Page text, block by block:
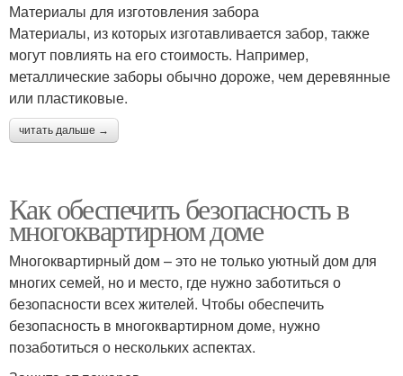
Материалы для изготовления забора
Материалы, из которых изготавливается забор, также
могут повлиять на его стоимость. Например,
металлические заборы обычно дороже, чем деревянные
или пластиковые.
читать дальше →
Как обеспечить безопасность в
многоквартирном доме
Многоквартирный дом – это не только уютный дом для
многих семей, но и место, где нужно заботиться о
безопасности всех жителей. Чтобы обеспечить
безопасность в многоквартирном доме, нужно
позаботиться о нескольких аспектах.